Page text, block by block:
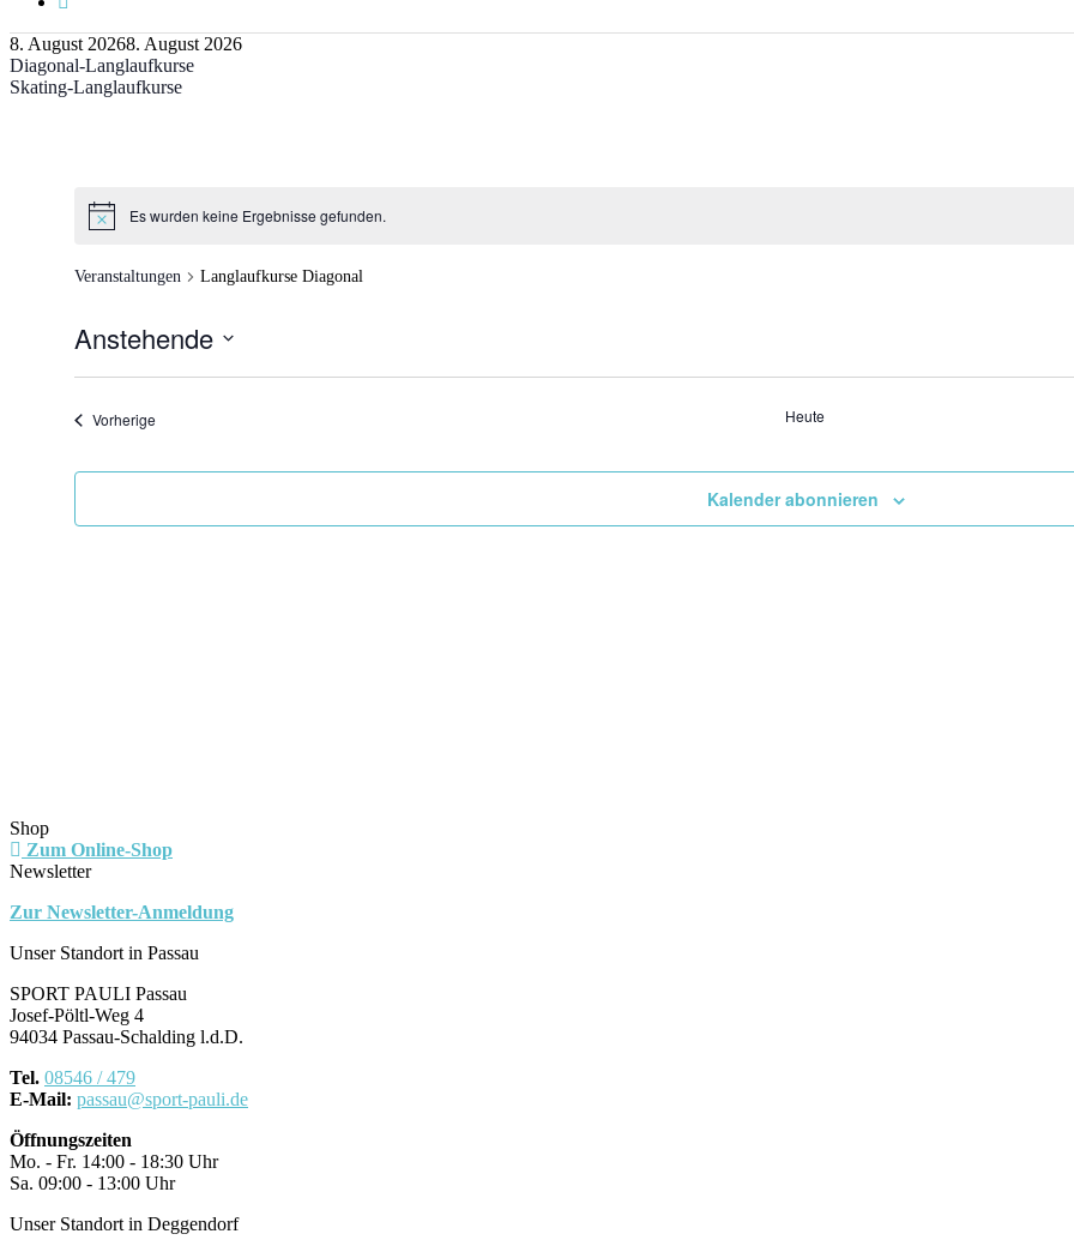
8. August 20268. August 2026
Diagonal-Langlaufkurse
Skating-Langlaufkurse
Es wurden keine Ergebnisse gefunden.
Veranstaltungen Langlaufkurse Diagonal
Anstehende
VorherigeVeranstaltungen Heute
Kalender abonnieren
Shop
Zum Online-Shop
Newsletter
Zur Newsletter-Anmeldung
Unser Standort in Passau
SPORT PAULI Passau
Josef-Pöltl-Weg 4
94034 Passau-Schalding l.d.D.
Tel. 08546 / 479
E-Mail: passau@sport-pauli.de
Öffnungszeiten
Mo. - Fr. 14:00 - 18:30 Uhr
Sa. 09:00 - 13:00 Uhr
Unser Standort in Deggendorf